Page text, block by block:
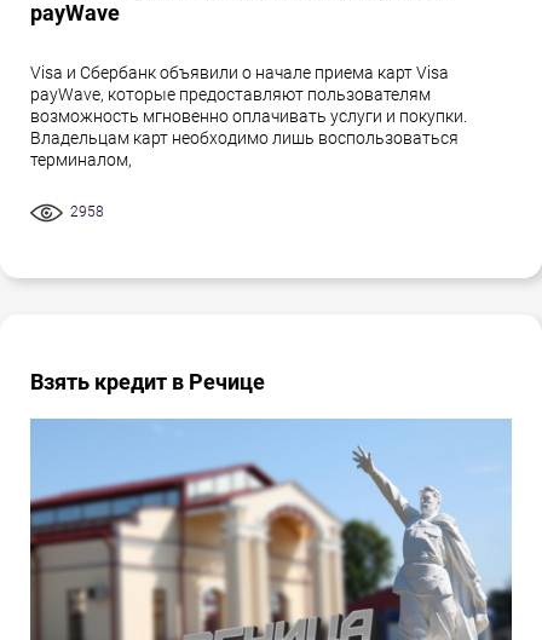
payWave
Visa и Сбербанк объявили о начале приема карт Visa
payWave, которые предоставляют пользователям
возможность мгновенно оплачивать услуги и покупки.
Владельцам карт необходимо лишь воспользоваться
терминалом,
2958
Взять кредит в Речице